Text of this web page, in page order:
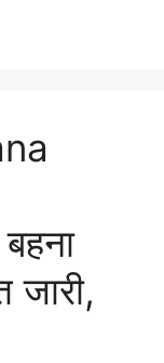
जारी,